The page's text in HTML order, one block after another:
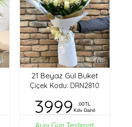
21 Beyaz Gül Buket
Çiçek Kodu: DRN2810
3999
,00TL
Kdv Dahil